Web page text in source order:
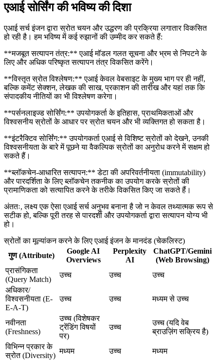
एआई सोर्सिंग की भविष्य की दिशा
एआई सर्च इंजन द्वारा स्रोत चयन और उद्धरण की प्रक्रिया लगातार विकसित
हो रही है। हम भविष्य में कई रुझानों की उम्मीद कर सकते हैं:
**मजबूत सत्यापन तंत्र:** एआई मॉडल गलत सूचना और भ्रम से निपटने के
लिए और अधिक परिष्कृत सत्यापन तंत्र विकसित करेंगे।
**विस्तृत स्रोत विश्लेषण:** एआई केवल वेबसाइट के मुख्य भाग पर ही नहीं,
बल्कि कमेंट सेक्शन, लेखक की साख, प्रकाशन की तारीख और यहां तक कि
संपादकीय नीतियों का भी विश्लेषण करेगा।
**पर्सनलाइज्ड सोर्सिंग:** उपयोगकर्ता के इतिहास, प्राथमिकताओं और
विश्वसनीय स्रोतों के आधार पर स्रोत चयन और भी व्यक्तिगत हो सकता है।
**इंटरैक्टिव सोर्सिंग:** उपयोगकर्ता एआई से विशिष्ट स्रोतों को देखने, उनकी
विश्वसनीयता के बारे में पूछने या वैकल्पिक स्रोतों का अनुरोध करने में सक्षम हो
सकते हैं।
**ब्लॉकचेन-आधारित सत्यापन:** डेटा की अपरिवर्तनीयता (immutability)
और पारदर्शिता के लिए ब्लॉकचेन तकनीक का उपयोग करके स्रोतों की
प्रामाणिकता को सत्यापित करने के तरीके विकसित किए जा सकते हैं।
अंततः, लक्ष्य एक ऐसा एआई सर्च अनुभव बनाना है जो न केवल तथ्यात्मक रूप से
सटीक हो, बल्कि पूरी तरह से पारदर्शी और उपयोगकर्ता द्वारा सत्यापन योग्य भी
हो।
स्रोतों का मूल्यांकन करने के लिए एआई इंजन के मानदंड (चेकलिस्ट)
गुण (Attribute)
Google AI
Overviews
Perplexity
AI
ChatGPT/Gemini
(Web Browsing)
प्रासंगिकता
(Query Match)
उच्च उच्च
उच्च
अधिकार/
विश्वसनीयता (E-
E-A-T)
उच्च उच्च मध्यम से उच्च
नवीनता
(Freshness)
उच्च (विशेषकर
ट्रेंडिंग विषयों
पर)
उच्च
उच्च (यदि वेब
ब्राउज़िंग सक्रिय है)
विभिन्न प्रकार के
स्रोत (Diversity)
मध्यम उच्च
मध्यम